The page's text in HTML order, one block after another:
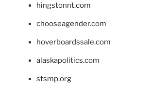
hingstonnt.com
chooseagender.com
hoverboardssale.com
alaskapolitics.com
stsmp.org